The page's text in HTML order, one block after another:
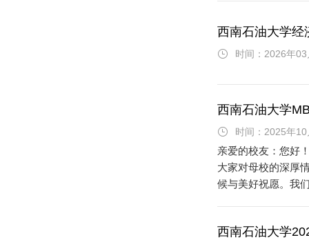
西南石油大学经
时间：2026年
西南石油大学
时间：2025年
亲爱的校友：您好
大家对母校的深厚
候与美好祝愿。我
西南石油大学